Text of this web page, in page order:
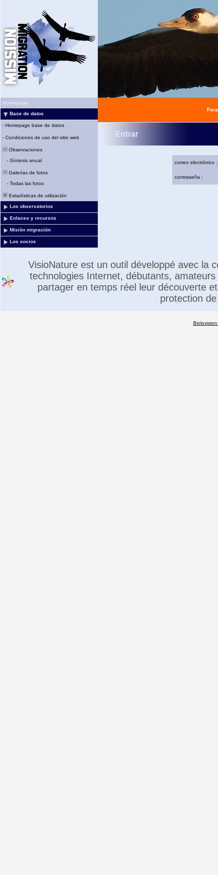
Homepage
Base de datos
- Homepage base de datos
- Condiciones de uso del sitio web
Observaciones
- Síntesis anual
Galerías de fotos
- Todas las fotos
Estadísticas de utilización
Los observatorios
Enlaces y recursos
Misión migración
Los socios
Entrar
correo electrónico :
contraseña :
VisioNature est un outil développé avec la
technologies Internet, débutants,
partager en temps réel leur découverte
protection
Biolovision